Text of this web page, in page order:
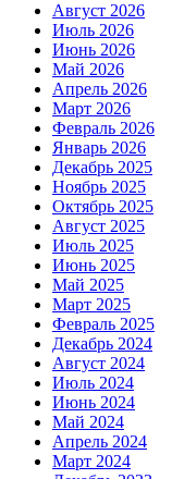
Август 2026
Июль 2026
Июнь 2026
Май 2026
Апрель 2026
Март 2026
Февраль 2026
Январь 2026
Декабрь 2025
Ноябрь 2025
Октябрь 2025
Август 2025
Июль 2025
Июнь 2025
Май 2025
Март 2025
Февраль 2025
Декабрь 2024
Август 2024
Июль 2024
Июнь 2024
Май 2024
Апрель 2024
Март 2024